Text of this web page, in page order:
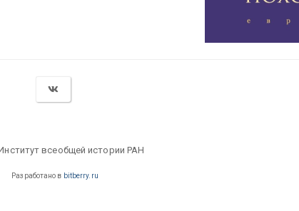
всеобщей истории РАН
Разработано в bitberry.ru